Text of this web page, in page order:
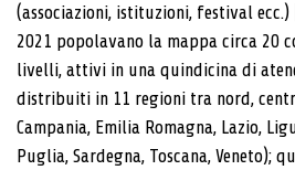
(associazioni, istituzioni, festival ecc.)
2021 popolavano la mappa circa 20
livelli, attivi in una quindicina di
distribuiti in 11 regioni tra nord,
Campania, Emilia Romagna, Lazio,
Puglia, Sardegna, Toscana, Veneto);